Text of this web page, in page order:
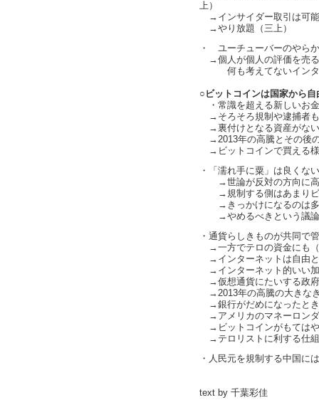
上）
→インサイダー取引は可
→やり放題（三上）
・ ユーチューバーのやら
→個人が個人の評価を売
何も考えてないインタ
○ビットコインは国家から自
・常識を超える新しいお
→そろそろ規制や逮捕者
→裏付けとなる資産がな
→2013年の高騰とその後
→ビットコインで買える
・「濡れ手に粟」は良くな
→世論が反対の方向に高
→規制する側はあまりビ
→きっかけになるのは多
→やめるべきという議論
・通貨らしきものが共同で
→一方でテロの資金にも
→インターネットは自由と
→インターネット的いい
→仮想通貨にたいする政
→2013年の高騰の大きな
→銀行がだめになったと
→アメリカのマネーロンダ
→ビットコインがもてはや
→テロリストに利する仕
・人民元を規制する中国に
text by 千葉彩佳